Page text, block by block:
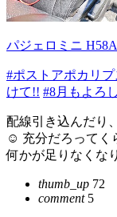
パジェロミニ H58A
#ポストアポカリプ
けて!! #8月もよろ
配線引き込んだり
☺️ 充分だろってく
何かが足りなくな
thumb_up 72
comment5